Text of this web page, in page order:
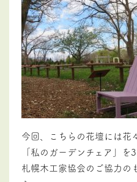
今回、こちらの花壇には花
「私のガーデンチェア」を
札幌木工家協会のご協力の